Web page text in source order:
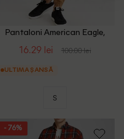
Pantaloni American Eagle,
16.29 lei 100.00 lei
ULTIMA ȘANSĂ
S
- 76%